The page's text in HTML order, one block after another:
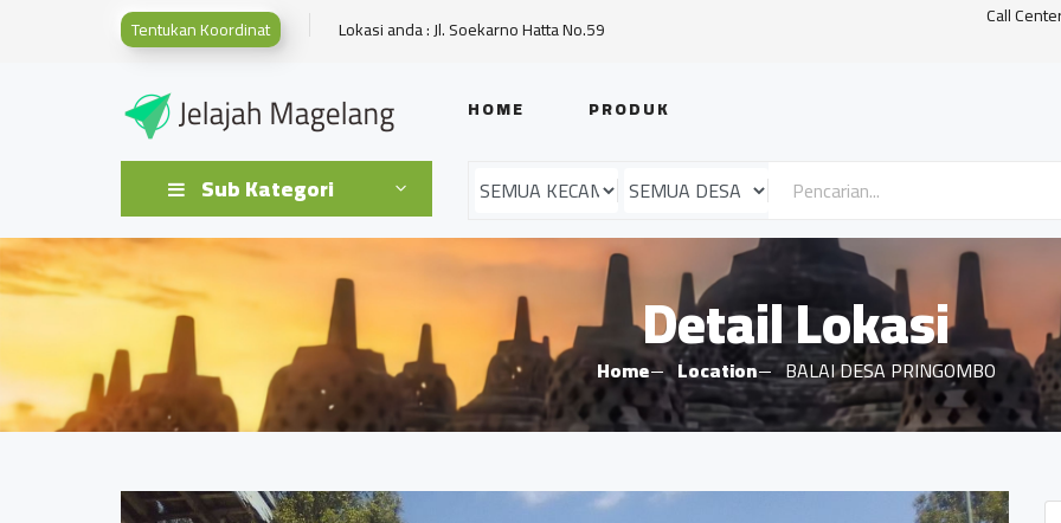
Tentukan Koordinat Lokasi anda : Jl. Soekarno Hatta No.59 Call
HOME PRODUK
Sub Kategori
Detail Lokasi
Home Location BALAI DESA PRINGOMBO